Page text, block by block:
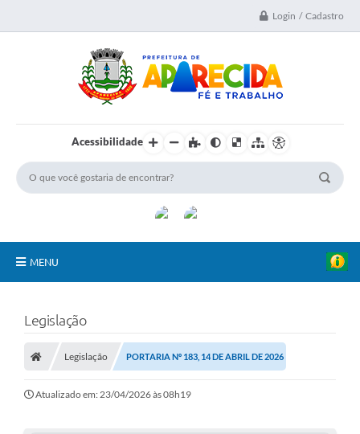
Login / Cadastro
Acessibilidade
MENU
Secretarias
Transparência
Turismo
Legislação
Legislação PORTARIA Nº 183, 14 DE ABRIL DE 2026
Atualizado em: 23/04/2026 às 08h19